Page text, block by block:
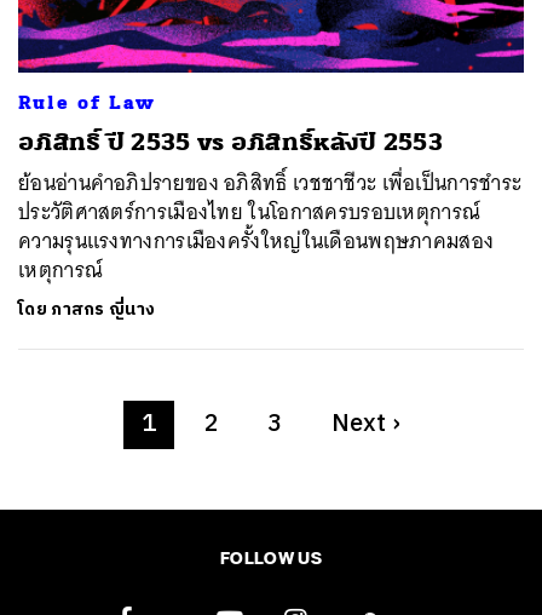
Rule of Law
อภิสิทธิ์ ปี 2535 vs อภิสิทธิ์หลังปี 2553
ย้อนอ่านคำอภิปรายของ อภิสิทธิ์ เวชชาชีวะ เพื่อเป็นการชำระ
ประวัติศาสตร์การเมืองไทย ในโอกาสครบรอบเหตุการณ์
ความรุนแรงทางการเมืองครั้งใหญ่ในเดือนพฤษภาคมสอง
เหตุการณ์
โดย ภาสกร ญี่นาง
1 2 3 Next›
FOLLOW US